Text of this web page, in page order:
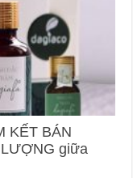
KẾT BÁN
giữa